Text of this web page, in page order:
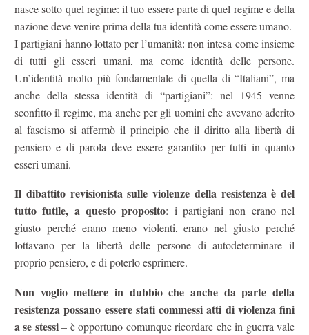
nasce sotto quel regime: il tuo essere parte di quel regime e della
nazione deve venire prima della tua identità come essere umano.
I partigiani hanno lottato per l’umanità: non intesa come insieme
di tutti gli esseri umani, ma come identità delle persone.
Un’identità molto più fondamentale di quella di “Italiani”, ma
anche della stessa identità di “partigiani”: nel 1945 venne
sconfitto il regime, ma anche per gli uomini che avevano aderito
al fascismo si affermò il principio che il diritto alla libertà di
pensiero e di parola deve essere garantito per tutti in quanto
esseri umani.
Il dibattito revisionista sulle violenze della resistenza è del
tutto futile, a questo proposito: i partigiani non erano nel
giusto perché erano meno violenti, erano nel giusto perché
lottavano per la libertà delle persone di autodeterminare il
proprio pensiero, e di poterlo esprimere.
Non voglio mettere in dubbio che anche da parte della
resistenza possano essere stati commessi atti di violenza fini
a se stessi– è opportuno comunque ricordare che in guerra vale